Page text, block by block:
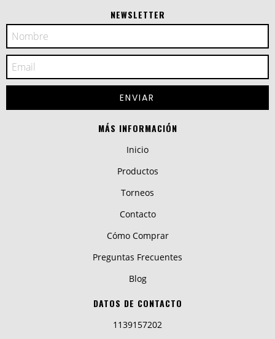
NEWSLETTER
MÁS INFORMACIÓN
Inicio
Productos
Torneos
Contacto
Cómo Comprar
Preguntas Frecuentes
Blog
DATOS DE CONTACTO
1139157202